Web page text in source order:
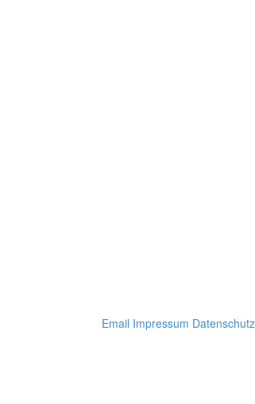
Email Impressum Datenschutz